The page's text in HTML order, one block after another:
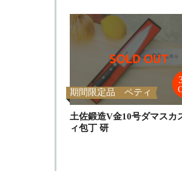
期間限定品 ペティ
土佐鍛造V金10号ダマスカ
ィ包丁 研